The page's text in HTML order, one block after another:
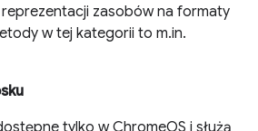
zasobów na formaty
w tej kategorii to m.in.
tylko w ChromeOS i służą